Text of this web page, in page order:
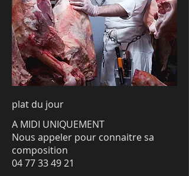
plat du jour
A MIDI UNIQUEMENT
Nous appeler pour connaitre sa
composition
04 77 33 49 21